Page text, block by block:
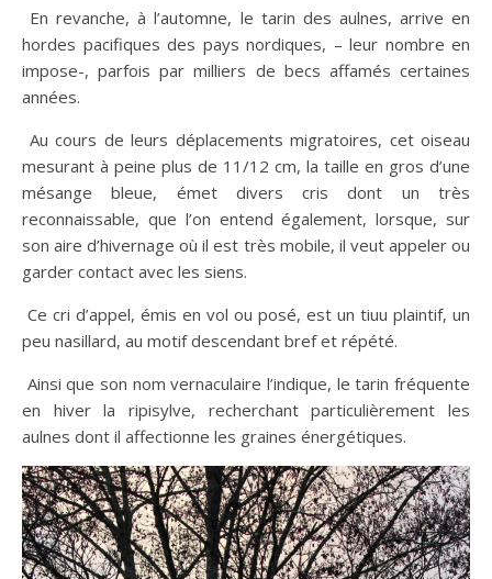
En revanche, à l’automne, le tarin des aulnes, arrive en
hordes pacifiques des pays nordiques, – leur nombre en
impose-, parfois par milliers de becs affamés certaines
années.
Au cours de leurs déplacements migratoires, cet oiseau
mesurant à peine plus de 11/12 cm, la taille en gros d’une
mésange bleue, émet divers cris dont un très
reconnaissable, que l’on entend également, lorsque, sur
son aire d’hivernage où il est très mobile, il veut appeler ou
garder contact avec les siens.
​ Ce cri d’appel, émis en vol ou posé, est un tiuu plaintif, un
peu nasillard, au motif descendant bref et répété.
Ainsi que son nom vernaculaire l’indique, le tarin fréquente
en hiver la ripisylve, recherchant particulièrement les
aulnes dont il affectionne les graines énergétiques.